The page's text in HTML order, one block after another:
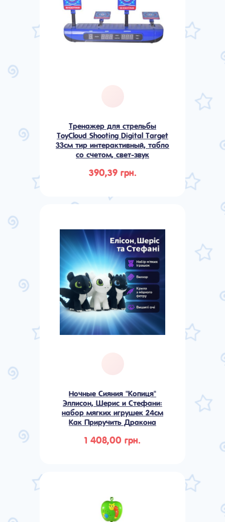
Тренажер для стрельбы
ToyCloud Shooting Digital Target
33см тир интерактивный, табло
со счетом, свет-звук
390,39 грн.
Ночные Сияния "Копиця"
Эллисон, Шерис и Стефани:
набор мягких игрушек 24см
Как Приручить Дракона
1 408,00 грн.